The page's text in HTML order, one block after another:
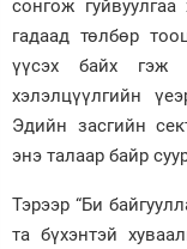
сонгож
гадаад төлбөр
үүсэх байх гэж
хэлэлцүүлгийн
Эдийн засгийн
энэ талаар байр
Тэрээр “Би
та бүхэнтэй